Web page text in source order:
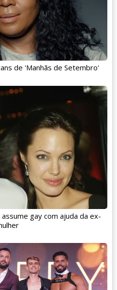
de 'Manhãs de Setembro'
gay com ajuda da ex-